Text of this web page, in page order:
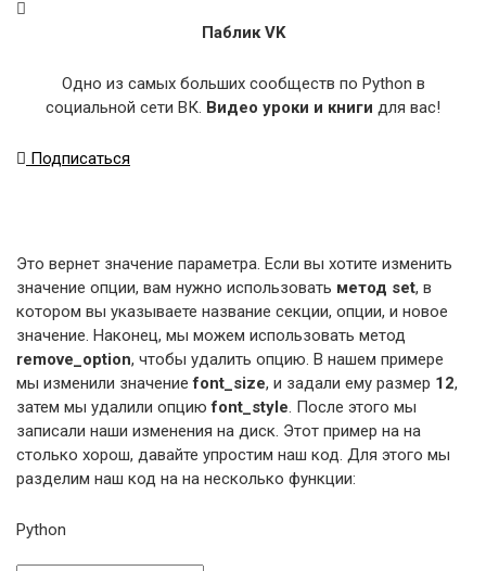
Паблик VK
Одно из самых больших сообществ по Python в
социальной сети ВК. Видео уроки и книги для вас!
Подписаться
Это вернет значение параметра. Если вы хотите изменить
значение опции, вам нужно использовать метод set, в
котором вы указываете название секции, опции, и новое
значение. Наконец, мы можем использовать метод
remove_option, чтобы удалить опцию. В нашем примере
мы изменили значениеfont_size, и задали ему размер 12,
затем мы удалили опциюfont_style. После этого мы
записали наши изменения на диск. Этот пример на на
столько хорош, давайте упростим наш код. Для этого мы
разделим наш код на на несколько функции:
Python